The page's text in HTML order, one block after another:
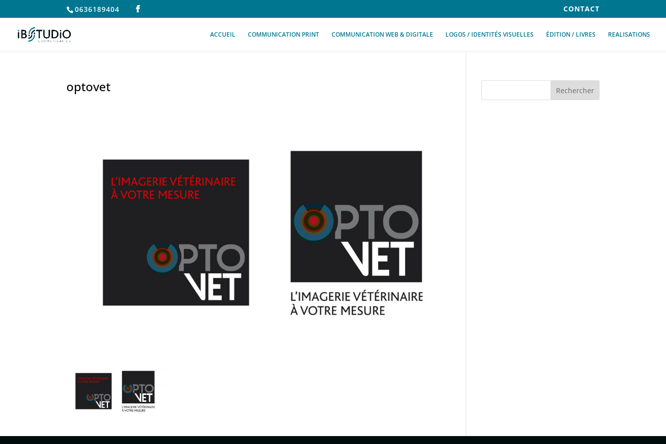
0636189404 CONTACT
ACCUEIL COMMUNICATION PRINT COMMUNICATION WEB & DIGITALE LOGOS / IDENTITÉS VISUELLES ÉDITION / LIVRES REALISATIONS
optovet